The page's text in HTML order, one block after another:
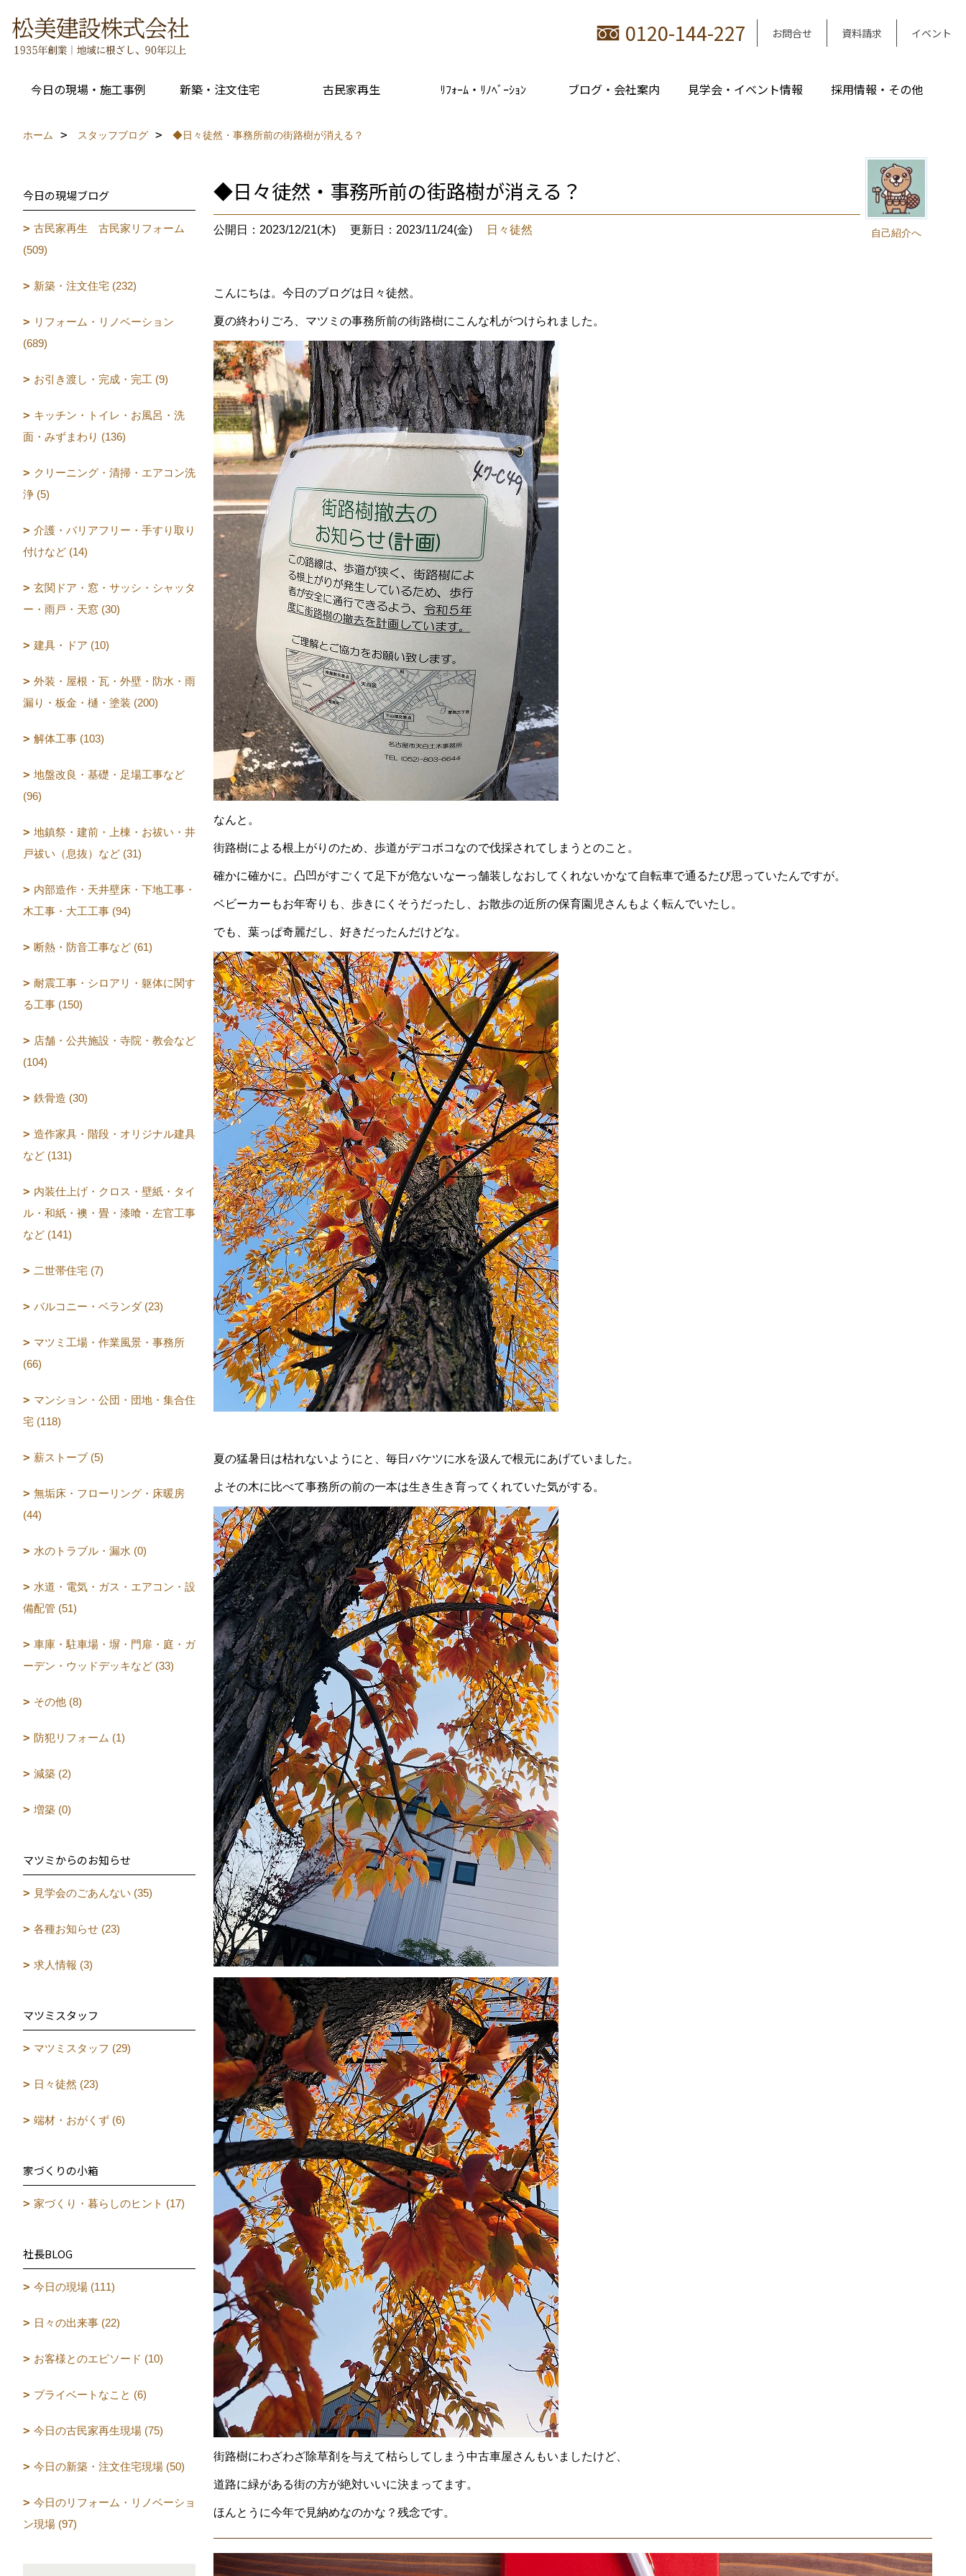
0120-144-227 お問合せ 資料請求 イベント
今日の現場・施工事例 新築・注文住宅 古民家再生 ﾘﾌｫｰﾑ・ﾘﾉﾍﾞｰｼｮﾝ ブログ・会社案内 見学会・イベント情報 採用情報・その他
ホーム スタッフブログ ◆日々徒然・事務所前の街路樹が消える？
自己紹介へ
◆日々徒然・事務所前の街路樹が消える？
公開日：2023/12/21(木) 更新日：2023/11/24(金) 日々徒然
こんにちは。今日のブログは日々徒然。
夏の終わりごろ、マツミの事務所前の街路樹にこんな札がつけられました。
なんと。
街路樹による根上がりのため、歩道がデコボコなので伐採されてしまうとのこと。
確かに確かに。凸凹がすごくて足下が危ないなーっ舗装しなおしてくれないかなて自転車で通るたび思っていたんですが。
ベビーカーもお年寄りも、歩きにくそうだったし、お散歩の近所の保育園児さんもよく転んでいたし。
でも、葉っぱ奇麗だし、好きだったんだけどな。
夏の猛暑日は枯れないようにと、毎日バケツに水を汲んで根元にあげていました。
よその木に比べて事務所の前の一本は生き生き育ってくれていた気がする。
街路樹にわざわざ除草剤を与えて枯らしてしまう中古車屋さんもいましたけど、
道路に緑がある街の方が絶対いいに決まってます。
ほんとうに今年で見納めなのかな？残念です。
今日の現場ブログ
古民家再生 古民家リフォーム
(509)
新築・注文住宅 (232)
リフォーム・リノベーション
(689)
お引き渡し・完成・完工 (9)
キッチン・トイレ・お風呂・洗
面・みずまわり (136)
クリーニング・清掃・エアコン洗
浄 (5)
介護・バリアフリー・手すり取り
付けなど (14)
玄関ドア・窓・サッシ・シャッタ
ー・雨戸・天窓 (30)
建具・ドア (10)
外装・屋根・瓦・外壁・防水・雨
漏り・板金・樋・塗装 (200)
解体工事 (103)
地盤改良・基礎・足場工事など
(96)
地鎮祭・建前・上棟・お祓い・井
戸祓い（息抜）など (31)
内部造作・天井壁床・下地工事・
木工事・大工工事 (94)
断熱・防音工事など (61)
耐震工事・シロアリ・躯体に関す
る工事 (150)
店舗・公共施設・寺院・教会など
(104)
鉄骨造 (30)
造作家具・階段・オリジナル建具
など (131)
内装仕上げ・クロス・壁紙・タイ
ル・和紙・襖・畳・漆喰・左官工事
など (141)
二世帯住宅 (7)
バルコニー・ベランダ (23)
マツミ工場・作業風景・事務所
(66)
マンション・公団・団地・集合住
宅 (118)
薪ストーブ (5)
無垢床・フローリング・床暖房
(44)
水のトラブル・漏水 (0)
水道・電気・ガス・エアコン・設
備配管 (51)
車庫・駐車場・塀・門扉・庭・ガ
ーデン・ウッドデッキなど (33)
その他 (8)
防犯リフォーム (1)
減築 (2)
増築 (0)
マツミからのお知らせ
見学会のごあんない (35)
各種お知らせ (23)
求人情報 (3)
マツミスタッフ
マツミスタッフ (29)
日々徒然 (23)
端材・おがくず (6)
家づくりの小箱
家づくり・暮らしのヒント (17)
社長BLOG
今日の現場 (111)
日々の出来事 (22)
お客様とのエピソード (10)
プライベートなこと (6)
今日の古民家再生現場 (75)
今日の新築・注文住宅現場 (50)
今日のリフォーム・リノベーショ
ン現場 (97)